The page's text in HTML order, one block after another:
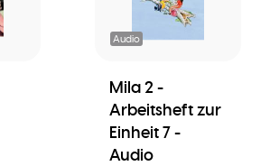
Audio
Mila 2 -
Arbeitsheft zur
Einheit 7 -
Audio